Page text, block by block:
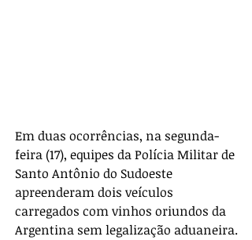
Em duas ocorrências, na segunda-
feira (17), equipes da Polícia Militar de
Santo Antônio do Sudoeste
apreenderam dois veículos
carregados com vinhos oriundos da
Argentina sem legalização aduaneira.